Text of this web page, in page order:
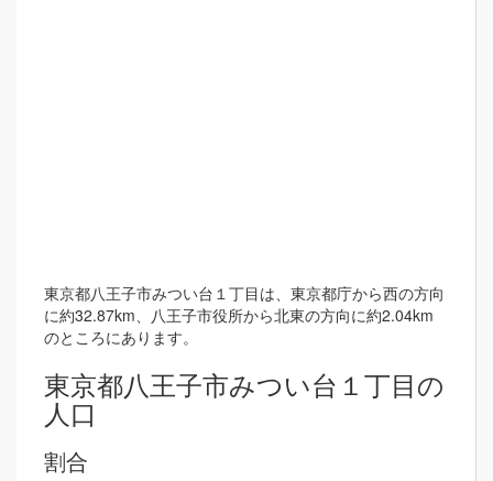
東京都八王子市みつい台１丁目は、東京都庁から西の方向
に約32.87km、八王子市役所から北東の方向に約2.04km
のところにあります。
東京都八王子市みつい台１丁目の
人口
割合